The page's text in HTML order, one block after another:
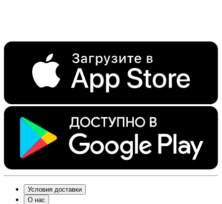
Условия доставки
О нас